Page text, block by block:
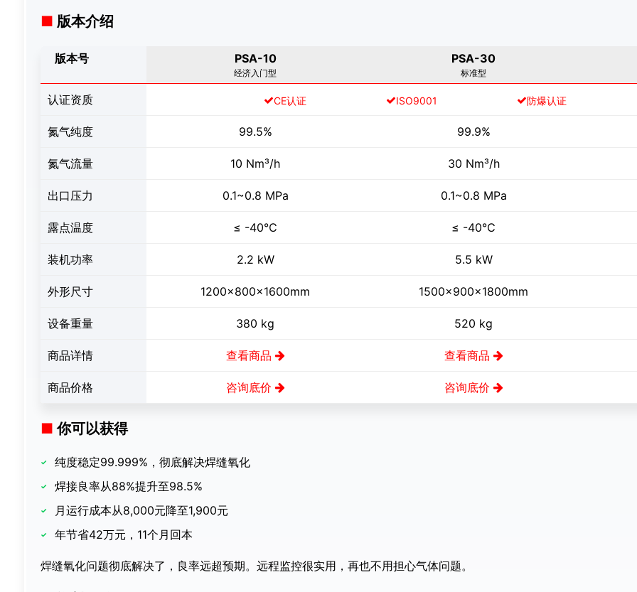
版本介绍
版本号 PSA-10
经济入门型
PSA-30
标准型
认证资质 CE认证 ISO9001 防爆认证
氮气纯度 99.5% 99.9%
氮气流量 10 Nm³/h 30 Nm³/h
出口压力 0.1~0.8 MPa 0.1~0.8 MPa
露点温度 ≤ -40℃ ≤ -40℃
装机功率 2.2 kW 5.5 kW
外形尺寸 1200×800×1600mm 1500×900×1800mm
设备重量 380 kg 520 kg
商品详情 查看商品 查看商品
商品价格 咨询底价 咨询底价
你可以获得
纯度稳定99.999%，彻底解决焊缝氧化
焊接良率从88%提升至98.5%
月运行成本从8,000元降至1,900元
年节省42万元，11个月回本
焊缝氧化问题彻底解决了，良率远超预期。远程监控很实用，再也不用担心气体问题。